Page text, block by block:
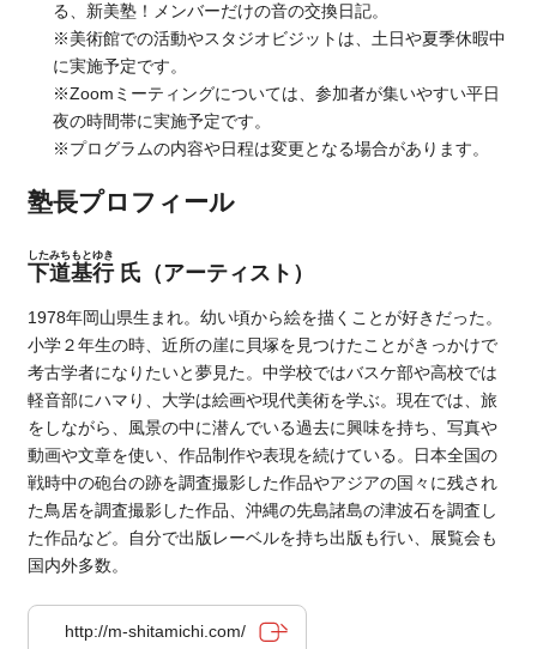
る、新美塾！メンバーだけの音の交換日記。
※美術館での活動やスタジオビジットは、土日や夏季休暇中
に実施予定です。
※Zoomミーティングについては、参加者が集いやすい平日
夜の時間帯に実施予定です。
※プログラムの内容や日程は変更となる場合があります。
塾長プロフィール
下道基行
したみちもとゆき
氏（アーティスト）
1978年岡山県生まれ。幼い頃から絵を描くことが好きだった。
小学２年生の時、近所の崖に貝塚を見つけたことがきっかけで
考古学者になりたいと夢見た。中学校ではバスケ部や高校では
軽音部にハマり、大学は絵画や現代美術を学ぶ。現在では、旅
をしながら、風景の中に潜んでいる過去に興味を持ち、写真や
動画や文章を使い、作品制作や表現を続けている。日本全国の
戦時中の砲台の跡を調査撮影した作品やアジアの国々に残され
た鳥居を調査撮影した作品、沖縄の先島諸島の津波石を調査し
た作品など。自分で出版レーベルを持ち出版も行い、展覧会も
国内外多数。
http://m-shitamichi.com/